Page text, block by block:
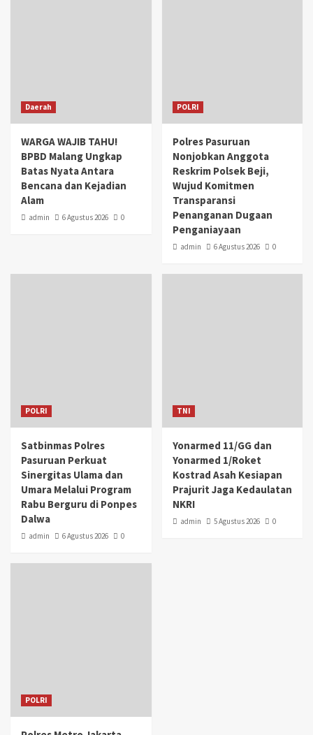
Daerah
WARGA WAJIB TAHU!
BPBD Malang Ungkap
Batas Nyata Antara
Bencana dan Kejadian
Alam
admin 6 Agustus 2026 0
POLRI
Polres Pasuruan
Nonjobkan Anggota
Reskrim Polsek Beji,
Wujud Komitmen
Transparansi
Penanganan Dugaan
Penganiayaan
admin 6 Agustus 2026 0
POLRI
Satbinmas Polres
Pasuruan Perkuat
Sinergitas Ulama dan
Umara Melalui Program
Rabu Berguru di Ponpes
Dalwa
admin 6 Agustus 2026 0
TNI
Yonarmed 11/GG dan
Yonarmed 1/Roket
Kostrad Asah Kesiapan
Prajurit Jaga Kedaulatan
NKRI
admin 5 Agustus 2026 0
POLRI